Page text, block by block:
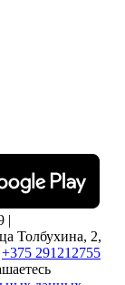
|
Толбухина, 2,
+375 291212755